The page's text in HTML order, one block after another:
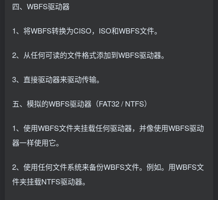
四、WBFS驱动器
1、将WBFS转换为CISO，ISO和WBFS文件。
2、从任何可读的文件格式添加到WBFS驱动器。
3、直接驱动器来驱动传输。
五、模拟的WBFS驱动器（FAT32 / NTFS）
1、使用WBFS文件夹挂载任何驱动器，并像使用WBFS驱动
器一样使用它。
2、使用任何文件系统来备份WBFS文件。例如。用WBFS文
件夹挂载NTFS驱动器。